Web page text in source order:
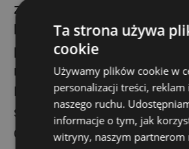
zakres funkcji: e-mail
live chat, CRM, pop-upy,
push oraz automatyzacje
na zachowaniach
Platforma posiada
ścieżek automatyzacji (drag
do zarządzania relacjami z
Ta strona używa
cookie
Używamy plików cookie w
personalizacji treści, reklam
naszego ruchu.
informacje o tym, jak
witryny, naszym